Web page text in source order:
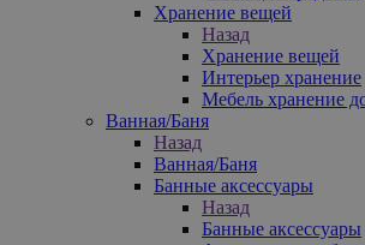
Хранение вещей
Назад
Хранение вещей
Интерьер хранение
Мебель хранение
Ванная/Баня
Назад
Ванная/Баня
Банные аксессуары
Назад
Банные аксессуары